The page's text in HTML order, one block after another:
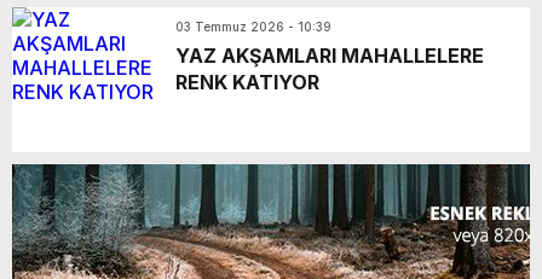
03 Temmuz 2026 - 10:39
YAZ AKŞAMLARI MAHALLELERE
RENK KATIYOR